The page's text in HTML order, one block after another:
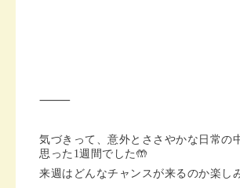
⸻
気づきって、意外とささやかな日常の
思った1週間でした🤲
来週はどんなチャンスが来るのか楽し